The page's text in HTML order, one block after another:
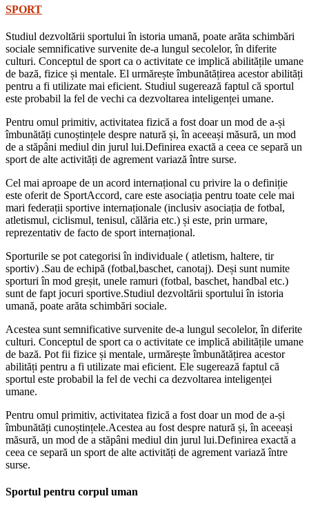
SPORT
Studiul dezvoltării sportului în istoria umană, poate arăta schimbări
sociale semnificative survenite de-a lungul secolelor, în diferite
culturi. Conceptul de sport ca o activitate ce implică abilitățile umane
de bază, fizice și mentale. El urmărește îmbunătățirea acestor abilități
pentru a fi utilizate mai eficient. Studiul sugerează faptul că sportul
este probabil la fel de vechi ca dezvoltarea inteligenței umane.
Pentru omul primitiv, activitatea fizică a fost doar un mod de a-și
îmbunătăți cunoștințele despre natură și, în aceeași măsură, un mod
de a stăpâni mediul din jurul lui.Definirea exactă a ceea ce separă un
sport de alte activități de agrement variază între surse.
Cel mai aproape de un acord internațional cu privire la o definiție
este oferit de SportAccord, care este asociația pentru toate cele mai
mari federații sportive internaționale (inclusiv asociația de fotbal,
atletismul, ciclismul, tenisul, călăria etc.) și este, prin urmare,
reprezentativ de facto de sport internațional.
Sporturile se pot categorisi în individuale ( atletism, haltere, tir
sportiv) .Sau de echipă (fotbal,baschet, canotaj). Deși sunt numite
sporturi în mod greșit, unele ramuri (fotbal, baschet, handbal etc.)
sunt de fapt jocuri sportive.Studiul dezvoltării sportului în istoria
umană, poate arăta schimbări sociale.
Acestea sunt semnificative survenite de-a lungul secolelor, în diferite
culturi. Conceptul de sport ca o activitate ce implică abilitățile umane
de bază. Pot fii fizice și mentale, urmărește îmbunătățirea acestor
abilități pentru a fi utilizate mai eficient. Ele sugerează faptul că
sportul este probabil la fel de vechi ca dezvoltarea inteligenței
umane.
Pentru omul primitiv, activitatea fizică a fost doar un mod de a-și
îmbunătăți cunoștințele.Acestea au fost despre natură și, în aceeași
măsură, un mod de a stăpâni mediul din jurul lui.Definirea exactă a
ceea ce separă un sport de alte activități de agrement variază între
surse.
Sportul pentru corpul uman